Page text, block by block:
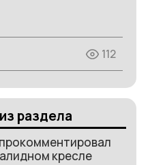
раздела
кресле
112